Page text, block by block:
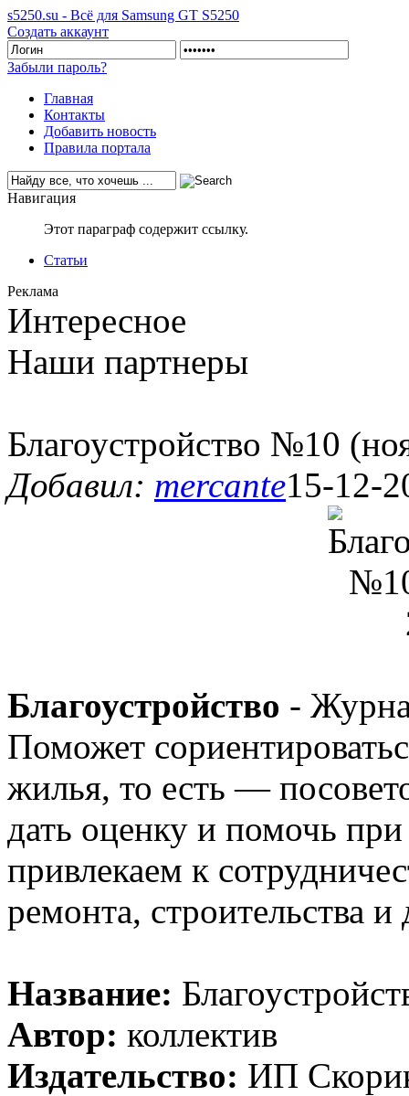
s5250.su - Всё для Samsung GT S5250
Создать аккаунт
Забыли пароль?
Главная
Контакты
Добавить новость
Правила портала
Навигация
Этот параграф содержит ссылку.
Статьи
Реклама
Интересное
Наши партнеры
Благоустройство №10
Добавил: mercante15-12-
Благоустройство -
Поможет
жилья, то есть —
дать оценку и помочь
привлекаем к
ремонта, строительства и
Название:
Автор: коллектив
Издательство: ИП